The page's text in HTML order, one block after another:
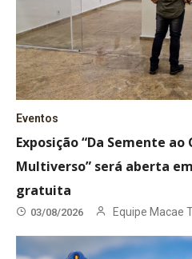
Eventos
Exposição “Da Semente
Multiverso” será aberta
gratuita
03/08/2026 Equipe Macae